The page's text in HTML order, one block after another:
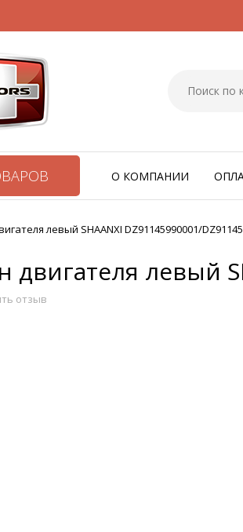
О КОМПАНИИ
левый SHAANXI DZ91145990001/
левый
отзыв